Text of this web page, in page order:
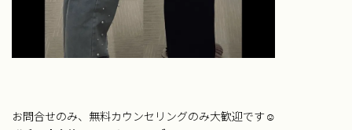
お問合せのみ、無料カウンセリングのみ大歓迎です☺